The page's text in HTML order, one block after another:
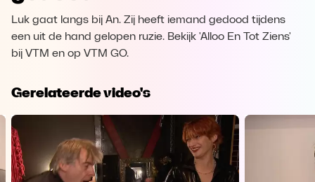
Luk gaat langs bij An. Zij heeft iemand gedood tijdens
een uit de hand gelopen ruzie. Bekijk 'Alloo En Tot Ziens'
bij VTM en op VTM GO.
Gerelateerde video's